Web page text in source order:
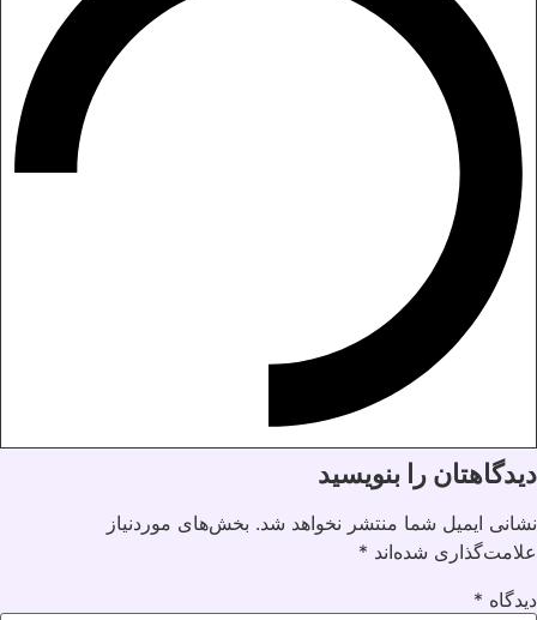
دیدگاهتان را بنویسید
نشانی ایمیل شما منتشر نخواهد شد. بخش‌های موردنیاز
علامت‌گذاری شده‌اند *
دیدگاه *